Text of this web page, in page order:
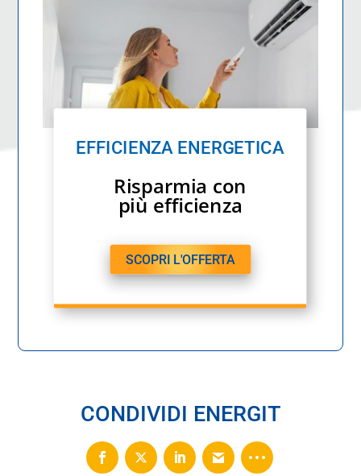
EFFICIENZA ENERGETICA
Risparmia con
più efficienza
SCOPRI L'OFFERTA
CONDIVIDI ENERGIT